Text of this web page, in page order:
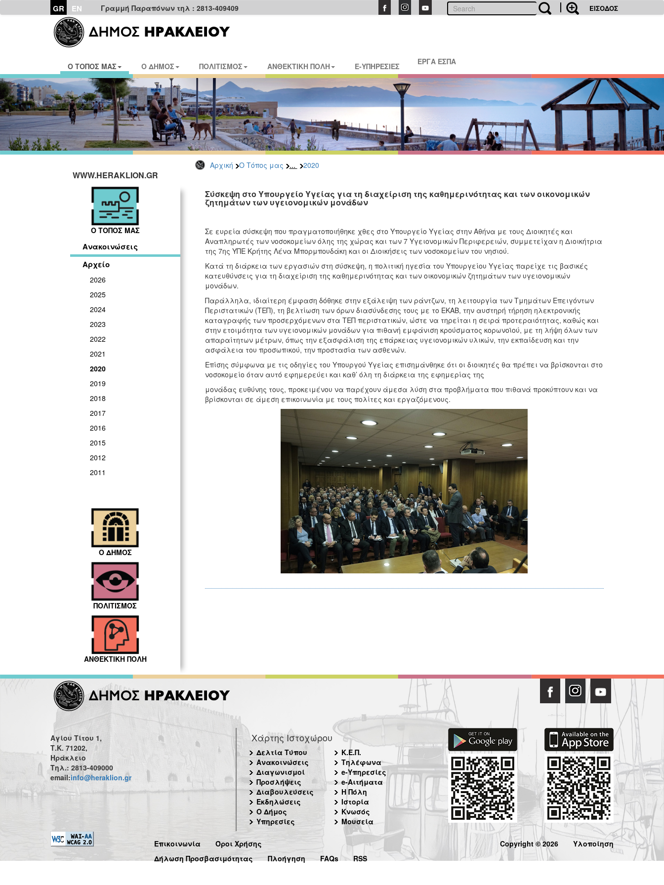
GR EN Γραμμή Παραπόνων τηλ : 2813-409409 ΕΙΣΟΔΟΣ
Ο ΤΟΠΟΣ ΜΑΣ Ο ΔΗΜΟΣ ΠΟΛΙΤΙΣΜΟΣ ΑΝΘΕΚΤΙΚΗ ΠΟΛΗ E-ΥΠΗΡΕΣΙΕΣ ΕΡΓΑ ΕΣΠΑ
Αρχική Ο Τόπος μας ... 2020
WWW.HERAKLION.GR
Ο ΤΟΠΟΣ ΜΑΣ
Ανακοινώσεις
Αρχείο
2026
2025
2024
2023
2022
2021
2020
2019
2018
2017
2016
2015
2012
2011
Ο ΔΗΜΟΣ
ΠΟΛΙΤΙΣΜΟΣ
ΑΝΘΕΚΤΙΚΗ ΠΟΛΗ
Σύσκεψη στο Υπουργείο Υγείας για τη διαχείριση της καθημερινότητας και των οικονομικών
ζητημάτων των υγειονομικών μονάδων
Σε ευρεία σύσκεψη που πραγματοποιήθηκε χθες στο Υπουργείο Υγείας στην Αθήνα με τους Διοικητές και
Αναπληρωτές των νοσοκομείων όλης της χώρας και των 7 Υγειονομικών Περιφερειών, συμμετείχαν η Διοικήτρια
της 7ης ΥΠΕ Κρήτης Λένα Μπορμπουδάκη και οι Διοικήσεις των νοσοκομείων του νησιού.
Κατά τη διάρκεια των εργασιών στη σύσκεψη, η πολιτική ηγεσία του Υπουργείου Υγείας παρείχε τις βασικές
κατευθύνσεις για τη διαχείριση της καθημερινότητας και των οικονομικών ζητημάτων των υγειονομικών
μονάδων.
Παράλληλα, ιδιαίτερη έμφαση δόθηκε στην εξάλειψη των ράντζων, τη λειτουργία των Τμημάτων Επειγόντων
Περιστατικών (ΤΕΠ), τη βελτίωση των όρων διασύνδεσης τους με το ΕΚΑΒ, την αυστηρή τήρηση ηλεκτρονικής
καταγραφής των προσερχόμενων στα ΤΕΠ περιστατικών, ώστε να τηρείται η σειρά προτεραιότητας, καθώς και
στην ετοιμότητα των υγειονομικών μονάδων για πιθανή εμφάνιση κρούσματος κορωνοϊού, με τη λήψη όλων των
απαραίτητων μέτρων, όπως την εξασφάλιση της επάρκειας υγειονομικών υλικών, την εκπαίδευση και την
ασφάλεια του προσωπικού, την προστασία των ασθενών.
Επίσης σύμφωνα με τις οδηγίες του Υπουργού Υγείας επισημάνθηκε ότι οι διοικητές θα πρέπει να βρίσκονται στο
νοσοκομείο όταν αυτό εφημερεύει και καθ’ όλη τη διάρκεια της εφημερίας της
μονάδας ευθύνης τους, προκειμένου να παρέχουν άμεσα λύση στα προβλήματα που πιθανά προκύπτουν και να
βρίσκονται σε άμεση επικοινωνία με τους πολίτες και εργαζόμενους.
Αγίου Τίτου 1,
Τ.Κ. 71202,
Ηράκλειο
Τηλ.: 2813-409000
email:info@heraklion.gr
Χάρτης Ιστοχώρου
Δελτία Τύπου
Ανακοινώσεις
Διαγωνισμοί
Προσλήψεις
Διαβουλεύσεις
Εκδηλώσεις
Ο Δήμος
Υπηρεσίες
Κ.Ε.Π.
Τηλέφωνα
e-Υπηρεσίες
e-Αιτήματα
Η Πόλη
Ιστορία
Κνωσός
Μουσεία
Επικοινωνία
Όροι Χρήσης
Δήλωση Προσβασιμότητας
Πλοήγηση FAQs RSS
Copyright © 2026 Υλοποίηση